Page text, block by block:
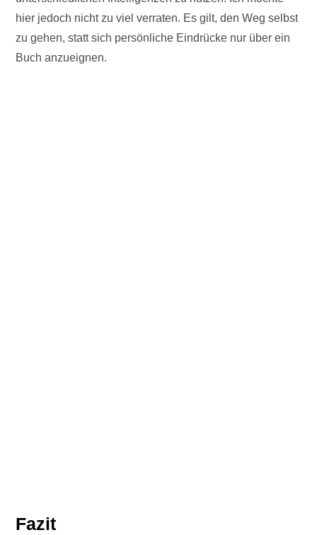
hier jedoch nicht zu viel verraten. Es gilt, den Weg selbst
zu gehen, statt sich persönliche Eindrücke nur über ein
Buch anzueignen.
Fazit